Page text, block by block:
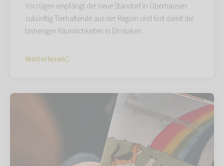
Vorzügen empfängt der neue Standort in Oberhausen
zukünftig Tierhaltende aus der Region und löst damit die
bisherigen Räumlichkeiten in Dinslaken…
Weiterlesen